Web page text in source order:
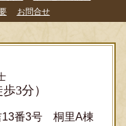
お問合せ
3分）
13番3号 桐里A棟